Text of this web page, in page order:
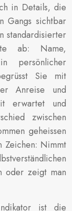
in Details, die
Gangs sichtbar
standardisierter
ab: Name,
persönlicher
Sie mit
Anreise und
erwartet und
zwischen
geheissen
Zeichen: Nimmt
oder zeigt man
ist die